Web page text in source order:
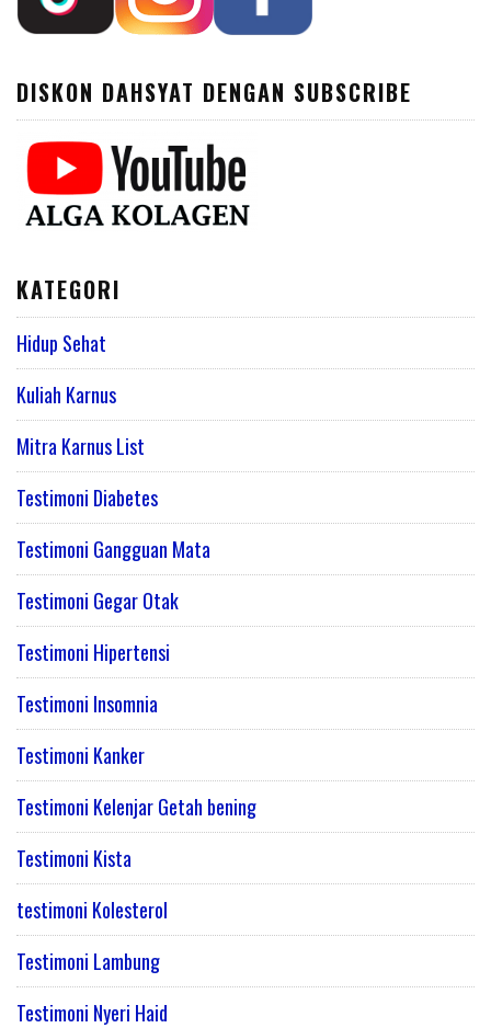
DISKON DAHSYAT DENGAN SUBSCRIBE
KATEGORI
Hidup Sehat
Kuliah Karnus
Mitra Karnus List
Testimoni Diabetes
Testimoni Gangguan Mata
Testimoni Gegar Otak
Testimoni Hipertensi
Testimoni Insomnia
Testimoni Kanker
Testimoni Kelenjar Getah bening
Testimoni Kista
testimoni Kolesterol
Testimoni Lambung
Testimoni Nyeri Haid